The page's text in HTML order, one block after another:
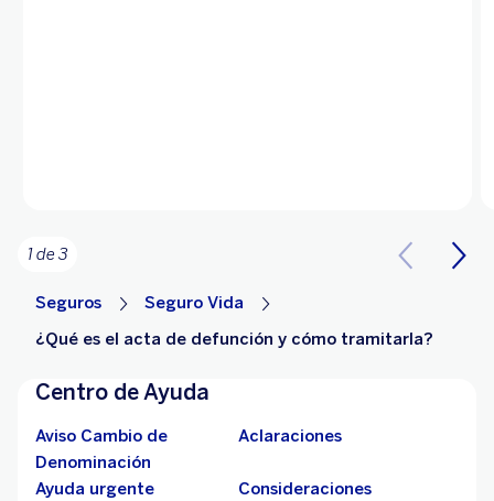
1 de 3
Seguros
Seguro Vida
¿Qué es el acta de defunción y cómo tramitarla?
Centro de Ayuda
Aviso Cambio de
Denominación
Aclaraciones
Ayuda urgente
Consideraciones